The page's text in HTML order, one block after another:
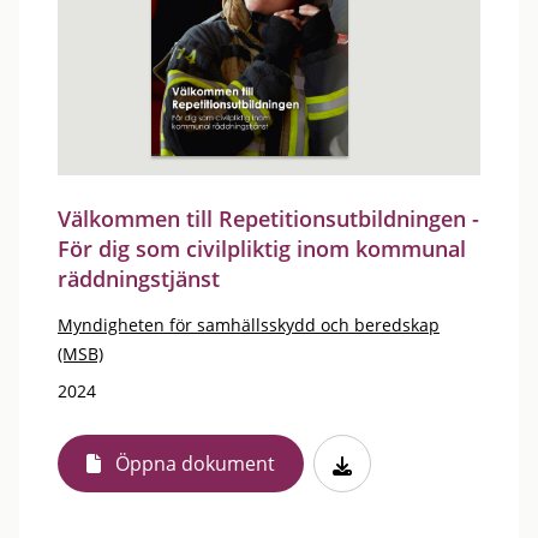
Välkommen till Repetitionsutbildningen -
För dig som civilpliktig inom kommunal
räddningstjänst
Myndigheten för samhällsskydd och beredskap
(MSB)
2024
Öppna dokument